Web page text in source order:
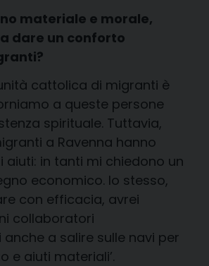
materiale e morale,
dare un conforto
cattolica di migranti è
a queste persone
spirituale. Tuttavia,
a Ravenna hanno
aiuti: in tanti mi chiedono un
economico. Io stesso,
con efficacia, avrei
collaboratori
a salire sulle navi per
e aiuti materiali’.